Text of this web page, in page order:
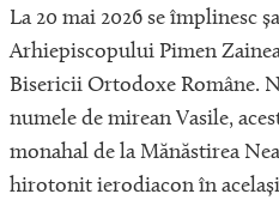
La 20 mai 2026 se împlinesc
Arhiepiscopului Pimen
Bisericii Ortodoxe Române.
numele de mirean Vasile,
monahal de la Mănăstirea
hirotonit ierodiacon în